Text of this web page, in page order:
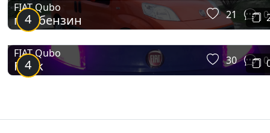
4
FIAT Qubo
газ+бензин 21 0
4
FIAT Qubo
Fiatik 30 0